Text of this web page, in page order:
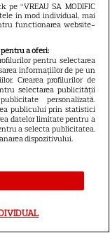
Inelelor”.
va interpreta în
noul fenomen
Regele
și
“VREAU SA MODIFIC
in mod individual, mai
functionarea website-
a oferi:
pentru selectarea
informațiilor de pe un
Crearea profilurilor de
selectarea publicității
personalizată.
publicului prin statistici
datelor limitate pentru a
a selecta publicitatea.
dispozitivului.